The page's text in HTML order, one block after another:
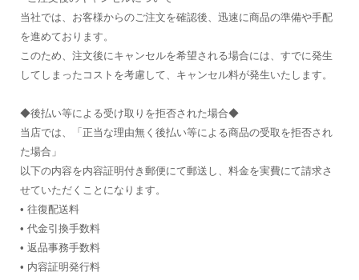
当社では、お客様からのご注文を確認後、迅速に商品の準備や手配
を進めております。
このため、注文後にキャンセルを希望される場合には、すでに発生
してしまったコストを考慮して、キャンセル料が発生いたします。
◆後払い等による受け取りを拒否された場合◆
当店では、「正当な理由無く後払い等による商品の受取を拒否され
た場合」
以下の内容を内容証明付き郵便にて郵送し、料金を実費にて請求さ
せていただくことになります。
• 往復配送料
• 代金引換手数料
• 返品事務手数料
• 内容証明発行料